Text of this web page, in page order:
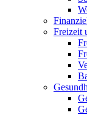
Freizeit